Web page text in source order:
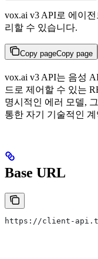
vox.ai v3 API로 에이
리할 수 있습니다.
Copy pageCopy page
vox.ai v3 API는 음성
드로 제어할 수 있는
명시적인 에러 모델,
통한 자기 기술적인
Base URL
https://client-